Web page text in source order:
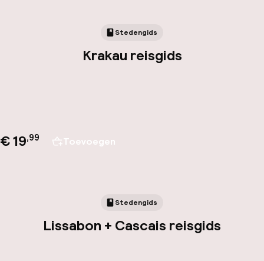
Stedengids
Krakau reisgids
€ 19,99 Toevoegen
Stedengids
Lissabon + Cascais reisgids